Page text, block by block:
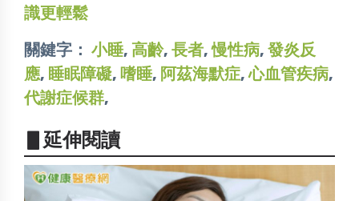
識更輕鬆
關鍵字： 小睡, 高齡, 長者,慢性病, 發炎反
應, 睡眠障礙, 嗜睡, 阿茲海默症,心血管疾病,
代謝症候群,
▋延伸閱讀